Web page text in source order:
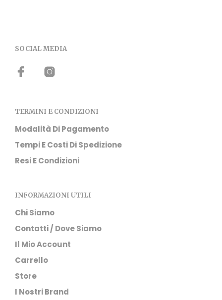
SOCIAL MEDIA
TERMINI E CONDIZIONI
Modalità Di Pagamento
Tempi E Costi Di Spedizione
Resi E Condizioni
INFORMAZIONI UTILI
Chi Siamo
Contatti / Dove Siamo
Il Mio Account
Carrello
Store
I Nostri Brand